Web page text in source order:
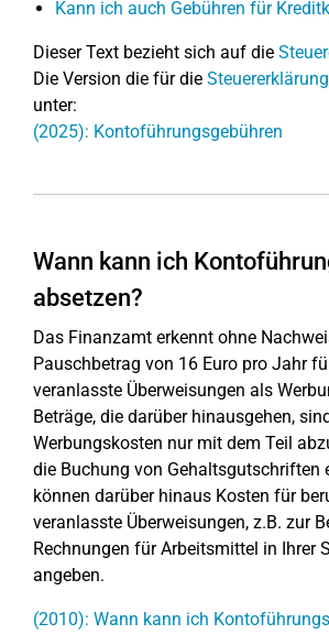
Kann ich auch Gebühren für
Dieser Text bezieht sich auf die
Die Version die für die
unter:
(2025): Kontoführungsgebühren
Wann kann ich
absetzen?
Das Finanzamt erkennt ohne
Pauschbetrag von 16 Euro pro Jahr
veranlasste Überweisungen als
Beträge, die darüber hinausgehen,
Werbungskosten nur mit dem Teil
die Buchung von Gehaltsgutschriften
können darüber hinaus Kosten für
veranlasste Überweisungen, z.B. zur
Rechnungen für Arbeitsmittel in Ihrer
angeben.
(2010): Wann kann ich